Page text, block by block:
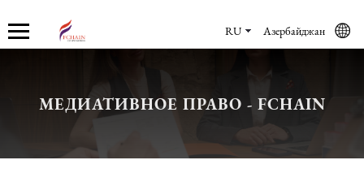
Услуги
Бухгалтерские услуги
Юридические услуги в Баку
Азербайджане
Учет кадров
RU Азербайджан
МЕДИАТИВНОЕ ПРАВО - FCHAIN